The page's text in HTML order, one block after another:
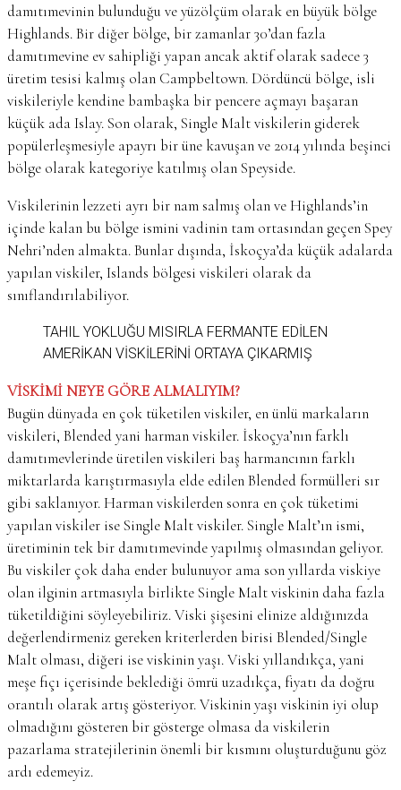
damıtımevinin bulunduğu ve yüzölçüm olarak en büyük bölge
Highlands. Bir diğer bölge, bir zamanlar 30’dan fazla
damıtımevine ev sahipliği yapan ancak aktif olarak sadece 3
üretim tesisi kalmış olan Campbeltown. Dördüncü bölge, isli
viskileriyle kendine bambaşka bir pencere açmayı başaran
küçük ada Islay. Son olarak, Single Malt viskilerin giderek
popülerleşmesiyle apayrı bir üne kavuşan ve 2014 yılında beşinci
bölge olarak kategoriye katılmış olan Speyside.
Viskilerinin lezzeti ayrı bir nam salmış olan ve Highlands’in
içinde kalan bu bölge ismini vadinin tam ortasından geçen Spey
Nehri’nden almakta. Bunlar dışında, İskoçya’da küçük adalarda
yapılan viskiler, Islands bölgesi viskileri olarak da
sınıflandırılabiliyor.
TAHIL YOKLUĞU MISIRLA FERMANTE EDİLEN
AMERİKAN VİSKİLERİNİ ORTAYA ÇIKARMIŞ
VİSKİMİ NEYE GÖRE ALMALIYIM?
Bugün dünyada en çok tüketilen viskiler, en ünlü markaların
viskileri, Blended yani harman viskiler. İskoçya’nın farklı
damıtımevlerinde üretilen viskileri baş harmancının farklı
miktarlarda karıştırmasıyla elde edilen Blended formülleri sır
gibi saklanıyor. Harman viskilerden sonra en çok tüketimi
yapılan viskiler ise Single Malt viskiler. Single Malt’ın ismi,
üretiminin tek bir damıtımevinde yapılmış olmasından geliyor.
Bu viskiler çok daha ender bulunuyor ama son yıllarda viskiye
olan ilginin artmasıyla birlikte Single Malt viskinin daha fazla
tüketildiğini söyleyebiliriz. Viski şişesini elinize aldığınızda
değerlendirmeniz gereken kriterlerden birisi Blended/Single
Malt olması, diğeri ise viskinin yaşı. Viski yıllandıkça, yani
meşe fıçı içerisinde beklediği ömrü uzadıkça, fiyatı da doğru
orantılı olarak artış gösteriyor. Viskinin yaşı viskinin iyi olup
olmadığını gösteren bir gösterge olmasa da viskilerin
pazarlama stratejilerinin önemli bir kısmını oluşturduğunu göz
ardı edemeyiz.